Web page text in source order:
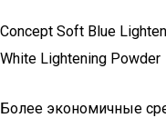
Concept Soft Blue
White Lightening Powder
Более экономичные